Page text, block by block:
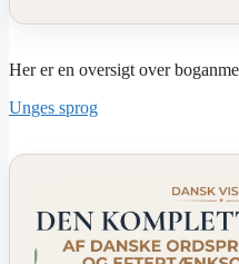
Her er en oversigt over
Unges sprog